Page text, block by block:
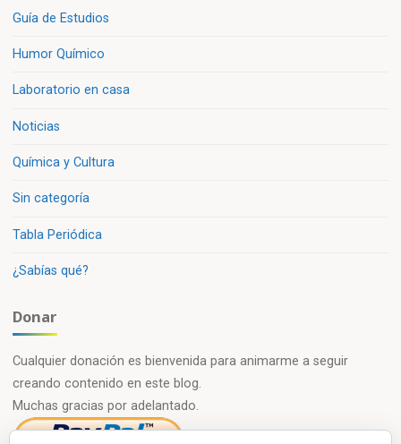
Guía de Estudios
Humor Químico
Laboratorio en casa
Noticias
Química y Cultura
Sin categoría
Tabla Periódica
¿Sabías qué?
Donar
Cualquier donación es bienvenida para animarme a seguir
creando contenido en este blog.
Muchas gracias por adelantado.